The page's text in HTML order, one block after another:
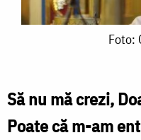
Foto:
Să nu mă crezi,
Poate că m-am